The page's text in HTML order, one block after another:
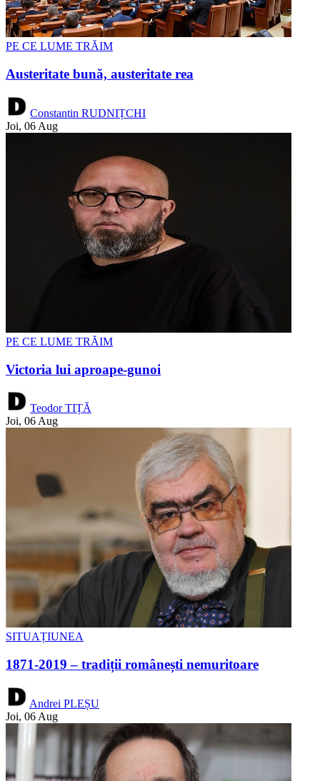
PE CE LUME TRĂIM
Austeritate bună, austeritate rea
Constantin RUDNIȚCHI
Joi, 06 Aug
PE CE LUME TRĂIM
Victoria lui aproape-gunoi
Teodor TIȚĂ
Joi, 06 Aug
SITUAȚIUNEA
1871-2019 – tradiții românești nemuritoare
Andrei PLEȘU
Joi, 06 Aug